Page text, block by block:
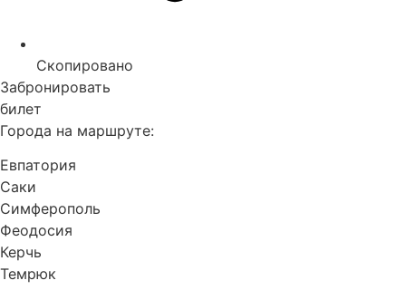
Скопировано
Забронировать
билет
Города на маршруте:
Евпатория
Саки
Симферополь
Феодосия
Керчь
Темрюк